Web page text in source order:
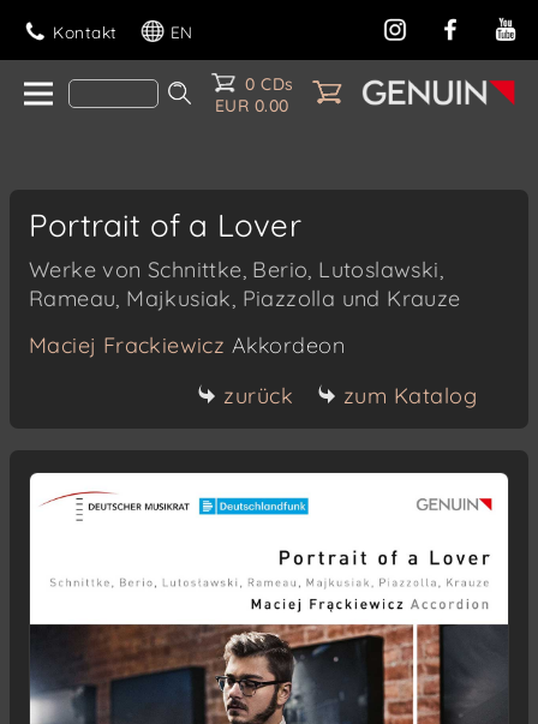
Kontakt EN
0 CDs
EUR 0.00
Portrait of a Lover
Werke von Schnittke, Berio, Lutoslawski,
Rameau, Majkusiak, Piazzolla und Krauze
Maciej Frackiewicz Akkordeon
zurück
zum Katalog